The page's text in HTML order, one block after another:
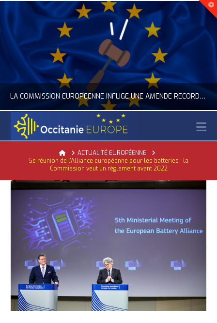
LA COMMISSION EUROPÉENNE INFLIGE UNE AMENDE RECORD À GOOGLE
ACTUALITÉ DE L'UNION EUROPÉENNE, ACTUALITÉ DE LA REPRÉSENTATION D’OCCITANIE EUROPE, NUMÉRIQUE- DIGITAL
JUILLET 24, 2026
HomeACTUALITÉ EUROPÉENNE
5e réunion de l'Alliance européenne pour les batteries : la
Commission veut un règlement avant 2022